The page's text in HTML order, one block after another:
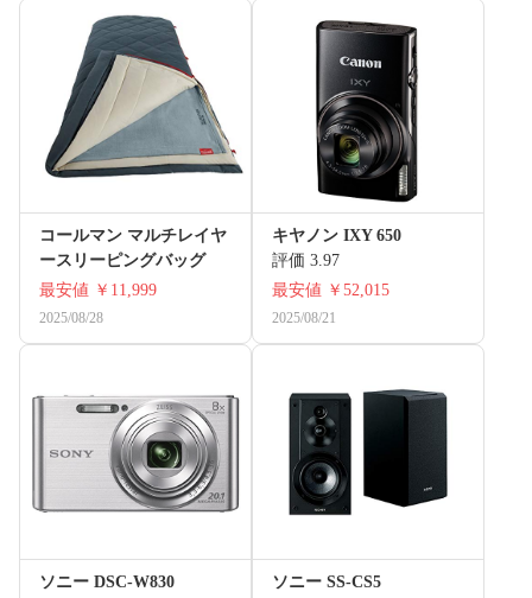
コールマン マルチレイヤ
ースリーピングバッグ
最安値 ￥11,999
2025/08/28
キヤノン IXY 650
評価 3.97
最安値 ￥52,015
2025/08/21
ソニー DSC-W830 ソニー SS-CS5